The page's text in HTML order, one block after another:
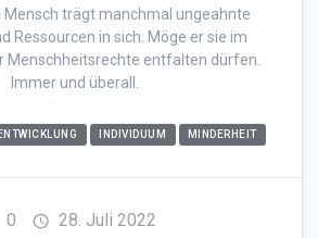
Mensch trägt manchmal ungeahnte
Ressourcen in sich. Möge er sie im
Menschheitsrechte entfalten dürfen.
Immer und überall.
ENTWICKLUNG INDIVIDUUM MINDERHEIT
0 28. Juli 2022